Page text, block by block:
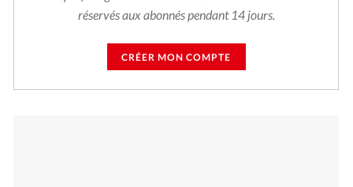
réservés aux abonnés pendant 14 jours.
CRÉER MON COMPTE